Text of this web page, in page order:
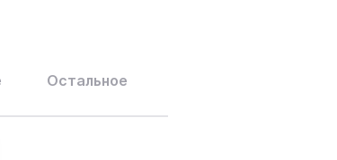
отражает актуальную лексику, незаменимую в
Остальное